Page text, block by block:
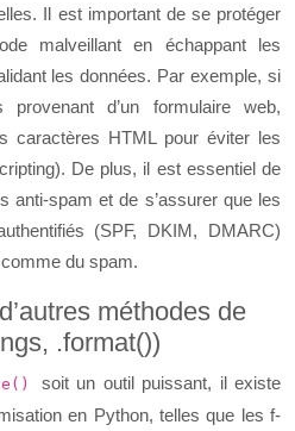
Il est important de se protéger
malveillant en échappant les
les données. Par exemple, si
d’un formulaire web,
caractères HTML pour éviter les
De plus, il est essentiel de
anti-spam et de s’assurer que les
(SPF, DKIM, DMARC)
du spam.
méthodes de
.format())
soit un outil puissant, il existe
en Python, telles que les f-